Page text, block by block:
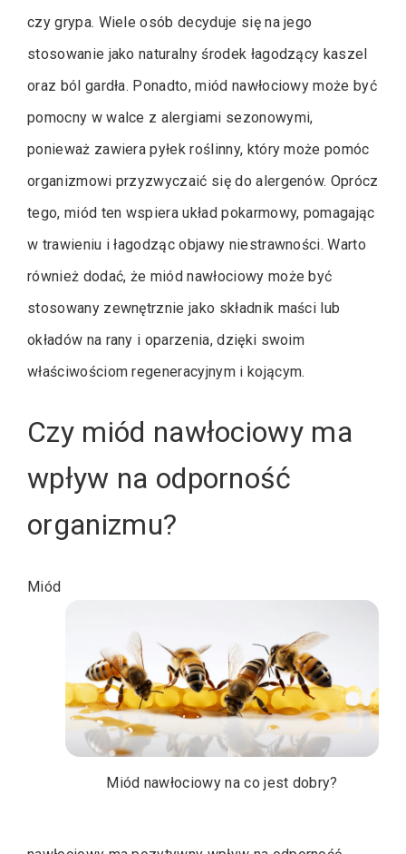
czy grypa. Wiele osób decyduje się na jego
stosowanie jako naturalny środek łagodzący kaszel
oraz ból gardła. Ponadto, miód nawłociowy może być
pomocny w walce z alergiami sezonowymi,
ponieważ zawiera pyłek roślinny, który może pomóc
organizmowi przyzwyczaić się do alergenów. Oprócz
tego, miód ten wspiera układ pokarmowy, pomagając
w trawieniu i łagodząc objawy niestrawności. Warto
również dodać, że miód nawłociowy może być
stosowany zewnętrznie jako składnik maści lub
okładów na rany i oparzenia, dzięki swoim
właściwościom regeneracyjnym i kojącym.
Czy miód nawłociowy ma
wpływ na odporność
organizmu?
Miód nawłociowy na co jest dobry?
Miód